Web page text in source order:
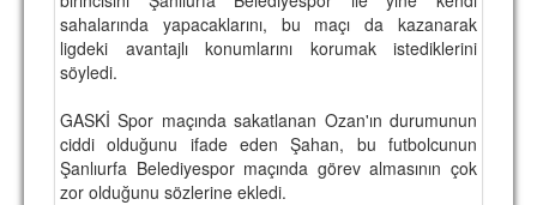
YÖNETİM KURULU
SPONSORLAR
TARİHÇE
sahalarında yapacaklarını, bu maçı da kazanarak
ligdeki avantajlı konumlarını korumak istediklerini
söyledi.
GASKİ Spor maçında sakatlanan Ozan'ın durumunun
ciddi olduğunu ifade eden Şahan, bu futbolcunun
Şanlıurfa Belediyespor maçında görev almasının çok
zor olduğunu sözlerine ekledi.